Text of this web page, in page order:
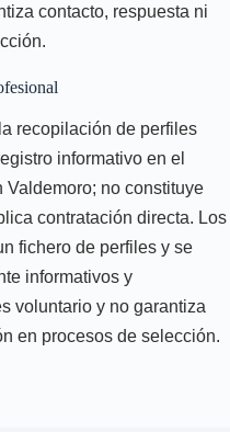
contacto, respuesta ni
recopilación de perfiles
informativo en el
no constituye
contratación directa. Los
fichero de perfiles y se
informativos y
voluntario y no garantiza
en procesos de selección.